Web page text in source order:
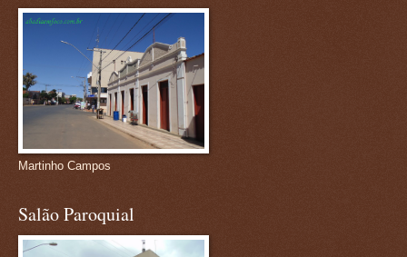
Martinho Campos
Salão Paroquial